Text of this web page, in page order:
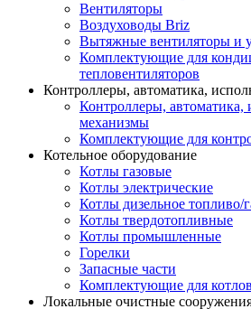
Вентиляторы
Воздуховоды Briz
Вытяжные вентиляторы и
Комплектующие для
тепловентиляторов
Контроллеры, автоматика,
Контроллеры, автоматика,
механизмы
Комплектующие для
Котельное оборудование
Котлы газовые
Котлы электрические
Котлы дизельное топливо/
Котлы твердотопливные
Котлы промышленные
Горелки
Запасные части
Комплектующие для котлов
Локальные очистные